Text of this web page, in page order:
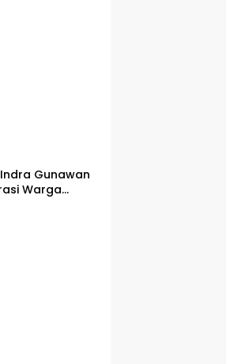
Indra Gunawan
Warga
hingga